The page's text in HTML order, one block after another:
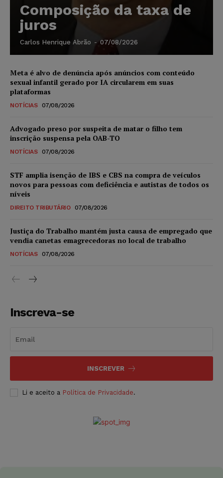
Composição da taxa de
juros
Carlos Henrique Abrão - 07/08/2026
Meta é alvo de denúncia após anúncios com conteúdo
sexual infantil gerado por IA circularem em suas
plataformas
NOTÍCIAS 07/08/2026
Advogado preso por suspeita de matar o filho tem
inscrição suspensa pela OAB-TO
NOTÍCIAS 07/08/2026
STF amplia isenção de IBS e CBS na compra de veículos
novos para pessoas com deficiência e autistas de todos os
níveis
DIREITO TRIBUTÁRIO 07/08/2026
Justiça do Trabalho mantém justa causa de empregado que
vendia canetas emagrecedoras no local de trabalho
NOTÍCIAS 07/08/2026
Inscreva-se
INSCREVER
Li e aceito a Política de Privacidade.